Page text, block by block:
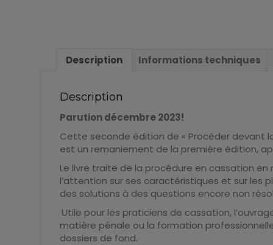
Description Informations techniques
Description
Parution décembre 2023!
Cette seconde édition de « Procéder devant
est un remaniement de la première édition,
Le livre traite de la procédure en cassation
l’attention sur ses caractéristiques et sur les
des solutions à des questions encore non
Utile pour les praticiens de cassation,
matière pénale ou la formation
dossiers de fond.